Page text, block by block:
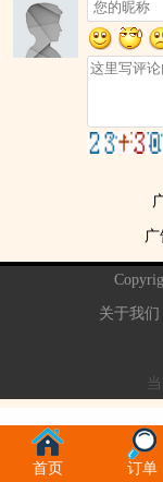
广
关于我们
首页 订单